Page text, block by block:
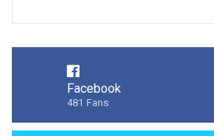
Facebook
481 Fans